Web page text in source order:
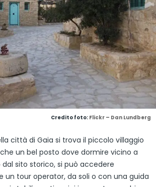
Credito foto: Flickr – Dan Lundberg
città di Gaia si trova il piccolo villaggio
un bel posto dove dormire vicino a
dal sito storico, si può accedere
tour operator, da soli o con una guida